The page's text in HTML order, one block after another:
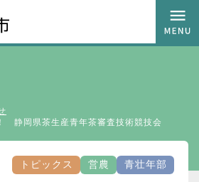
静岡県茶生産青年茶審査技術競技会
トピックス 営農 青壮年部